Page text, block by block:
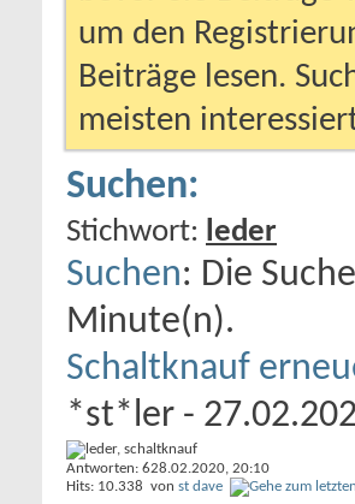
um den
Beiträge lesen.
meisten
Suchen:
Stichwort: leder
Suchen: Die
Minute(n).
Schaltknauf
*st*ler -
Antworten: 6
Hits: 10.338
28.02.2020, 20:10
von st dave